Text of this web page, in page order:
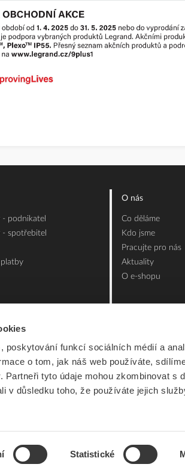
poskytování funkcí sociálních médií a
o tom, jak náš web používáte,
Partneři tyto údaje mohou zkombinovat s
v důsledku toho, že používáte jejich
Statistické
podnikatel
spotřebitel
O nás
Co děláme
Kdo jsme
Pracujte pro nás
Aktuality
O e-shopu